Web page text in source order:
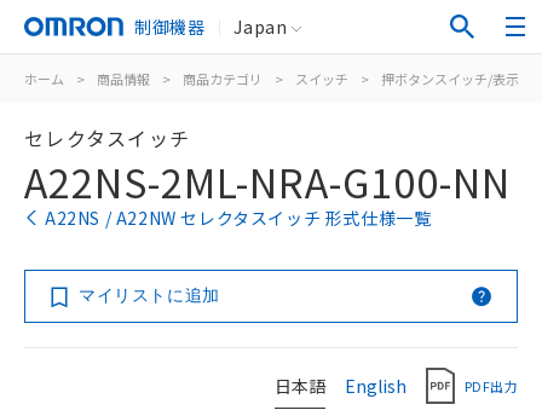
制御機器 Japan
ホーム > 商品情報 > 商品カテゴリ > スイッチ > 押ボタンスイッチ/表示灯
セレクタスイッチ
A22NS-2ML-NRA-G100-NN
A22NS / A22NW セレクタスイッチ 形式仕様一覧
マイリストに追加
日本語 English PDF出力